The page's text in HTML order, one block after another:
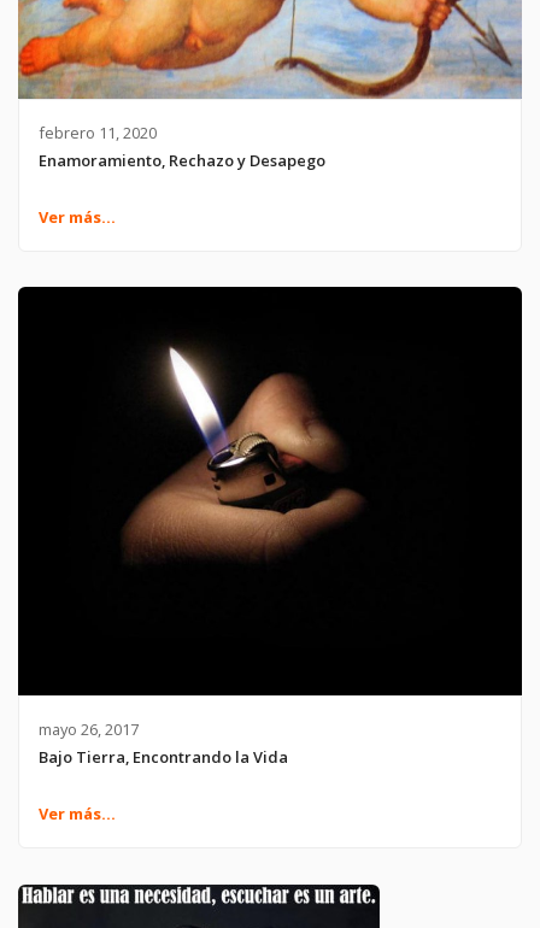
febrero 11, 2020
Enamoramiento, Rechazo y Desapego
Ver más...
mayo 26, 2017
Bajo Tierra, Encontrando la Vida
Ver más...